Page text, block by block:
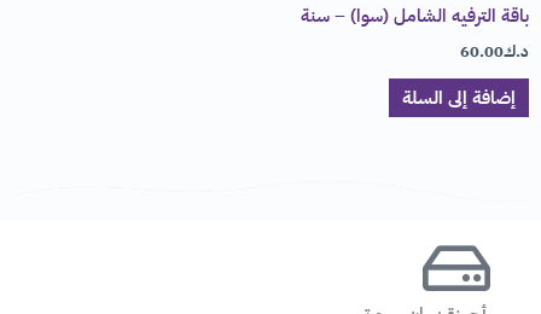
باقة الترفيه الشامل (سوا) – سنة
د.ك60.00
إضافة إلى السلة